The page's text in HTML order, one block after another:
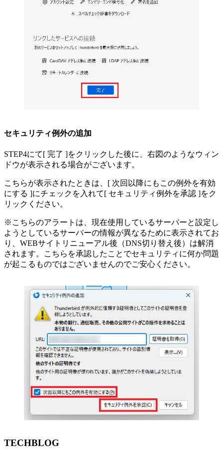
セキュリティ例外の追加
STEP4にて[ 完了 ]をクリックした後に、右図のようなウィン
ドウが表示される場合がございます。
こちらが表示されたときは、[ 次回以降にもこの例外を有効
にする ]にチェックを入れて[ セキュリティ例外を承認 ]をク
リックください。
※こちらのアラートは、現在使用しているサーバーと設定し
ようとしているサーバーの情報が異なるために表示されてお
り、WEBサイトリニューアル後（DNS切り替え後）は解消
されます。こちらを承認したことでセキュリティに何か問題
が起こるものではございませんのでご安心ください。
TECHBLOG